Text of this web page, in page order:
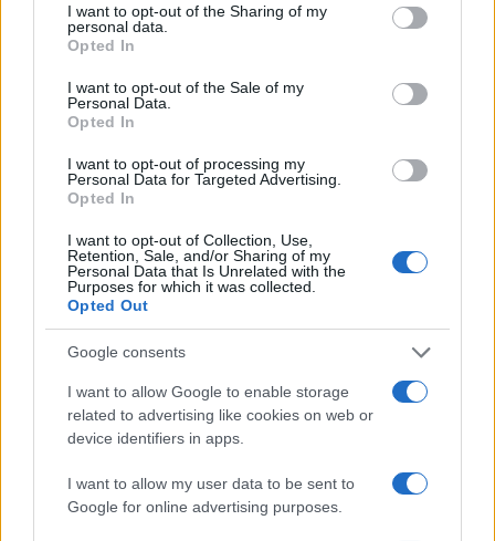
not limited to your visit or usage behaviour. You may click to
grant or deny consent to Google and its third-party tags to
use your data for below specified purposes in below Google
consent section.
I want to opt-out of the Sharing of my
personal data.
Opted In
I want to opt-out of the Sale of my
Personal Data.
Opted In
I want to opt-out of processing my
Personal Data for Targeted Advertising.
Opted In
I want to opt-out of Collection, Use,
Retention, Sale, and/or Sharing of my
Personal Data that Is Unrelated with the
Purposes for which it was collected.
Opted Out
Google consents
I want to allow Google to enable storage
related to advertising like cookies on web or
device identifiers in apps.
I want to allow my user data to be sent to
Google for online advertising purposes.
daGoogle News
Condividi l'articolo
F
a
ce
b
o
T
w
it
te
Pi
n
te
re
W
at
s
A
p
S
a
re
Articolo precedente
Prossimo articolo
NOTIZIE RECENTI